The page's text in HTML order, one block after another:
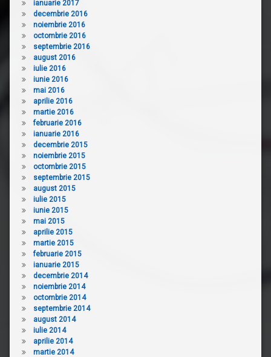
ianuarie 2017
decembrie 2016
noiembrie 2016
octombrie 2016
septembrie 2016
august 2016
iulie 2016
iunie 2016
mai 2016
aprilie 2016
martie 2016
februarie 2016
ianuarie 2016
decembrie 2015
noiembrie 2015
octombrie 2015
septembrie 2015
august 2015
iulie 2015
iunie 2015
mai 2015
aprilie 2015
martie 2015
februarie 2015
ianuarie 2015
decembrie 2014
noiembrie 2014
octombrie 2014
septembrie 2014
august 2014
iulie 2014
aprilie 2014
martie 2014